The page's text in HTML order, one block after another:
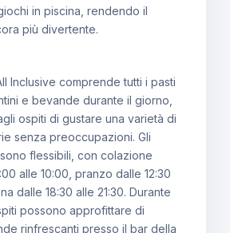
in piscina, rendendo il
più divertente.
Inclusive comprende tutti i pasti
e bevande durante il giorno,
ospiti di gustare una varietà di
senza preoccupazioni. Gli
flessibili, con colazione
alle 10:00, pranzo dalle 12:30
dalle 18:30 alle 21:30. Durante
possono approfittare di
rinfrescanti presso il bar della